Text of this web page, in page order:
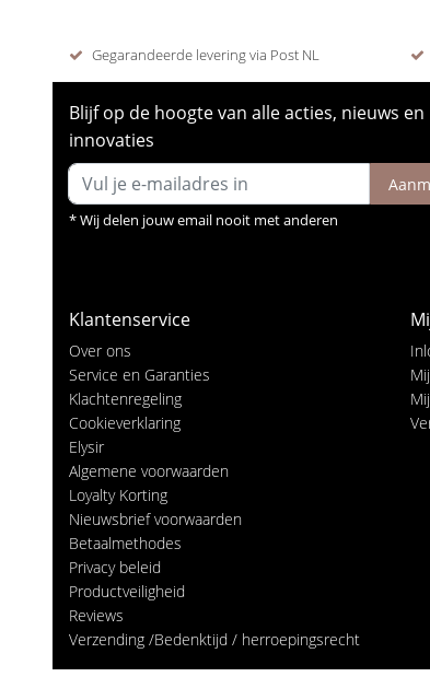
Gegarandeerde levering via Post NL
Blijf op de hoogte van alle acties, nieuws en
innovaties
* Wij delen jouw email nooit met anderen
Klantenservice
Over ons
Service en Garanties
Klachtenregeling
Cookieverklaring
Elysir
Algemene voorwaarden
Loyalty Korting
Nieuwsbrief voorwaarden
Betaalmethodes
Privacy beleid
Productveiligheid
Reviews
Verzending /Bedenktijd / herroepingsrecht